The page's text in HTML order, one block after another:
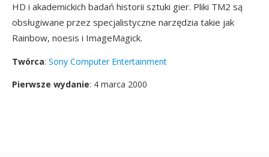
HD i akademickich badań historii sztuki gier. Pliki TM2 są
obsługiwane przez specjalistyczne narzędzia takie jak
Rainbow, noesis i ImageMagick.
Twórca: Sony Computer Entertainment
Pierwsze wydanie: 4 marca 2000